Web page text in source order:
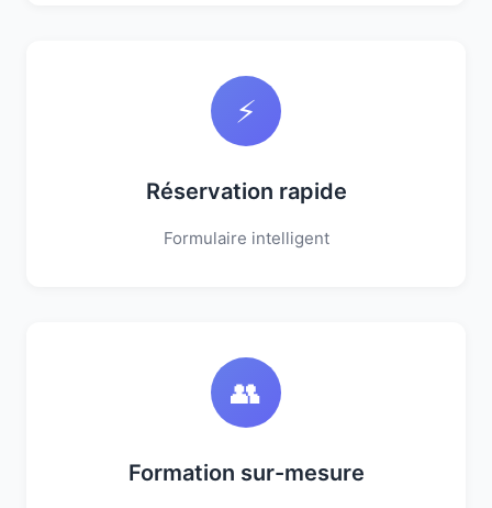
⚡
Réservation rapide
Formulaire intelligent
👥
Formation sur-mesure